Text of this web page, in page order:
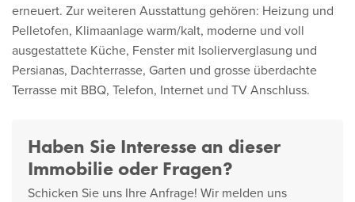
erneuert. Zur weiteren Ausstattung gehören: Heizung und
Pelletofen, Klimaanlage warm/kalt, moderne und voll
ausgestattete Küche, Fenster mit Isolierverglasung und
Persianas, Dachterrasse, Garten und grosse überdachte
Terrasse mit BBQ, Telefon, Internet und TV Anschluss.
Haben Sie Interesse an dieser
Immobilie oder Fragen?
Schicken Sie uns Ihre Anfrage! Wir melden uns